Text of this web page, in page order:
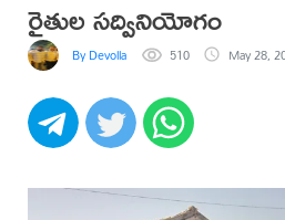
రైతుల సద్వినియోగం
By Devolla 510 May 28,